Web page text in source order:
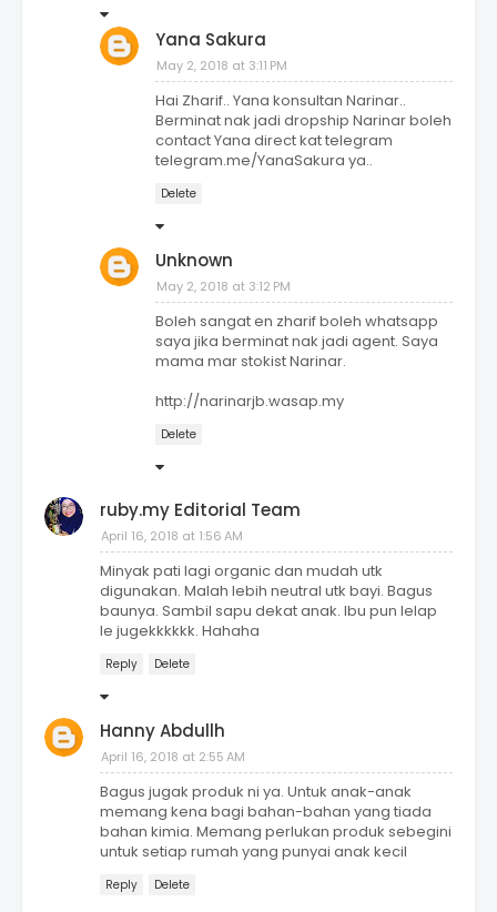
Yana Sakura
May 2, 2018 at 3:11 PM
Hai Zharif.. Yana konsultan Narinar..
Berminat nak jadi dropship Narinar boleh
contact Yana direct kat telegram
telegram.me/YanaSakura ya..
Delete
Unknown
May 2, 2018 at 3:12 PM
Boleh sangat en zharif boleh whatsapp
saya jika berminat nak jadi agent. Saya
mama mar stokist Narinar.
http://narinarjb.wasap.my
Delete
ruby.my Editorial Team
April 16, 2018 at 1:56 AM
Minyak pati lagi organic dan mudah utk
digunakan. Malah lebih neutral utk bayi. Bagus
baunya. Sambil sapu dekat anak. Ibu pun lelap
le jugekkkkkk. Hahaha
Reply Delete
Hanny Abdullh
April 16, 2018 at 2:55 AM
Bagus jugak produk ni ya. Untuk anak-anak
memang kena bagi bahan-bahan yang tiada
bahan kimia. Memang perlukan produk sebegini
untuk setiap rumah yang punyai anak kecil
Reply Delete